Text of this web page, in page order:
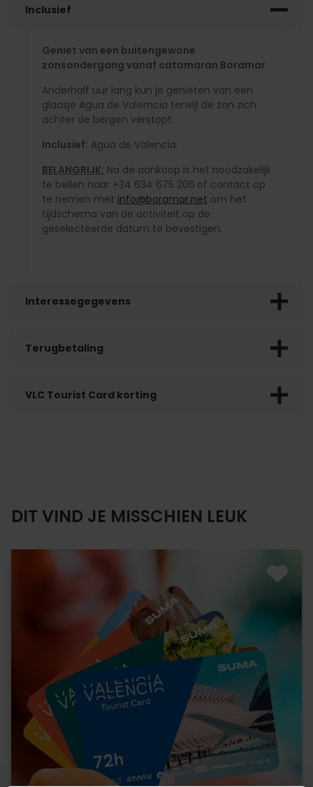
Inclusief
Geniet van een buitengewone
zonsondergang vanaf catamaran Boramar.
Anderhalf uur lang kun je genieten van een
glaasje Agua de Valerncia terwijl de zon zich
achter de bergen verstopt.
Inclusief: Agua de Valencia.
BELANGRIJK: Na de aankoop is het noodzakelijk
te bellen naar +34 634 675 206 of contact op
te nemen met info@boramar.net om het
tijdschema van de activiteit op de
geselecteerde datum te bevestigen.
Interessegegevens
Terugbetaling
VLC Tourist Card korting
DIT VIND JE MISSCHIEN LEUK